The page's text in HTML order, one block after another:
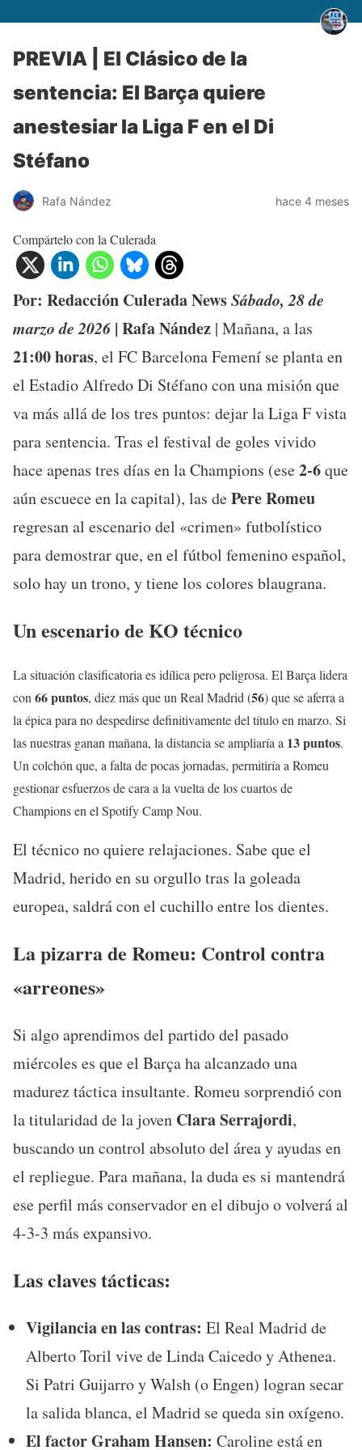
PREVIA | El Clásico de la
sentencia: El Barça quiere
anestesiar la Liga F en el Di
Stéfano
Rafa Nández hace 4 meses
Compártelo con la Culerada
Por: Redacción Culerada NewsSábado, 28 de
marzo de 2026 | Rafa Nández | Mañana, a las
21:00 horas, el FC Barcelona Femení se planta en
el Estadio Alfredo Di Stéfano con una misión que
va más allá de los tres puntos: dejar la Liga F vista
para sentencia. Tras el festival de goles vivido
hace apenas tres días en la Champions (ese2-6que
aún escuece en la capital), las dePere Romeu
regresan al escenario del «crimen» futbolístico
para demostrar que, en el fútbol femenino español,
solo hay un trono, y tiene los colores blaugrana.
Un escenario de KO técnico
La situación clasificatoria es idílica pero peligrosa. El Barça lidera
con 66 puntos, diez más que un Real Madrid (56) que se aferra a
la épica para no despedirse definitivamente del título en marzo. Si
las nuestras ganan mañana, la distancia se ampliaría a 13 puntos.
Un colchón que, a falta de pocas jornadas, permitiría a Romeu
gestionar esfuerzos de cara a la vuelta de los cuartos de
Champions en el Spotify Camp Nou.
El técnico no quiere relajaciones. Sabe que el
Madrid, herido en su orgullo tras la goleada
europea, saldrá con el cuchillo entre los dientes.
La pizarra de Romeu: Control contra
«arreones»
Si algo aprendimos del partido del pasado
miércoles es que el Barça ha alcanzado una
madurez táctica insultante. Romeu sorprendió con
la titularidad de la joven Clara Serrajordi,
buscando un control absoluto del área y ayudas en
el repliegue. Para mañana, la duda es si mantendrá
ese perfil más conservador en el dibujo o volverá al
4-3-3 más expansivo.
Las claves tácticas:
Vigilancia en las contras: El Real Madrid de
Alberto Toril vive de Linda Caicedo y Athenea.
Si Patri Guijarro y Walsh (o Engen) logran secar
la salida blanca, el Madrid se queda sin oxígeno.
El factor Graham Hansen: Caroline está en